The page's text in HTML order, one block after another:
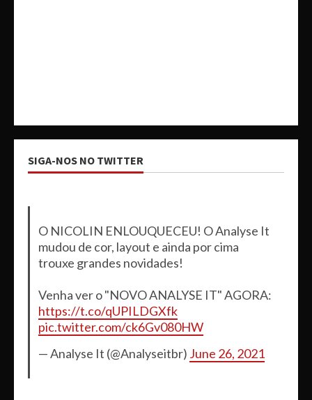
SIGA-NOS NO TWITTER
O NICOLIN ENLOUQUECEU! O Analyse It
mudou de cor, layout e ainda por cima
trouxe grandes novidades!
Venha ver o "NOVO ANALYSE IT" AGORA:
https://t.co/qUPILDGXfk
pic.twitter.com/ck6Gv080HW
— Analyse It (@Analyseitbr) June 26, 2021